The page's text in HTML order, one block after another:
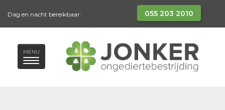
Dag en nacht bereikbaar: 055 203 2010
MENU